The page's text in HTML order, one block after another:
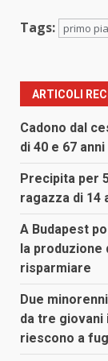
Tags: primo
ARTICOLI
Cadono dal
di 40 e 67 anni
Precipita per
ragazza di 14
A Budapest
la
risparmiare
Due
da tre giovani
riescono a